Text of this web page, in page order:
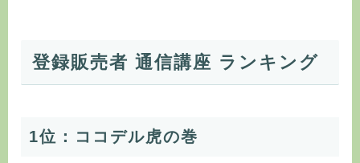
登録販売者 通信講座 ランキング
1位：ココデル虎の巻